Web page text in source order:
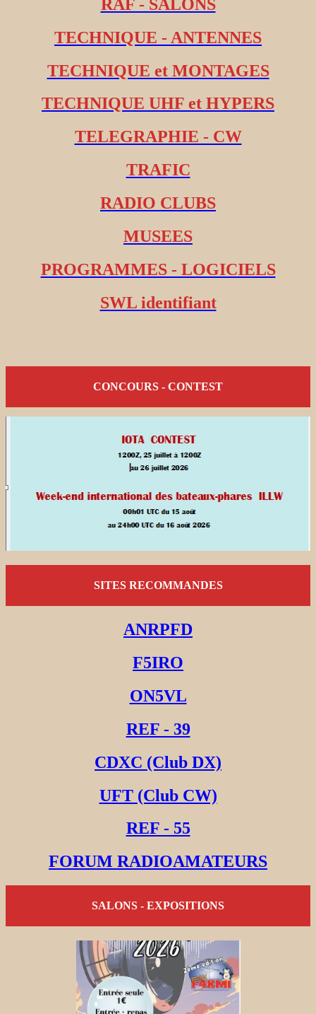
RAF - SALONS
TECHNIQUE - ANTENNES
TECHNIQUE et MONTAGES
TECHNIQUE UHF et HYPERS
TELEGRAPHIE - CW
TRAFIC
RADIO CLUBS
MUSEES
PROGRAMMES - LOGICIELS
SWL identifiant
CONCOURS - CONTEST
SITES RECOMMANDES
ANRPFD
F5IRO
ON5VL
REF - 39
CDXC (Club DX)
UFT (Club CW)
REF - 55
FORUM RADIOAMATEURS
SALONS - EXPOSITIONS